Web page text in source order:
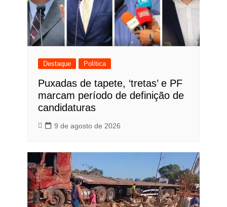
Destaque Política
Puxadas de tapete, ‘tretas’ e PF
marcam período de definição de
candidaturas
9 de agosto de 2026